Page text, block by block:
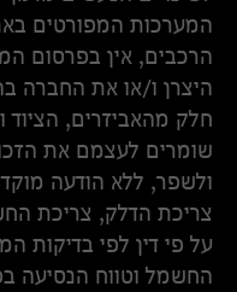
המערכות המפורטים
הרכבים, אין בפרסום
היצרן ו/או את החברה
חלק מהאביזרים,
שומרים לעצמם את
ולשפר, ללא הודעה
צריכת הדלק, צריכת
על פי דין לפי בדיקות
החשמל וטווח הנסיעה